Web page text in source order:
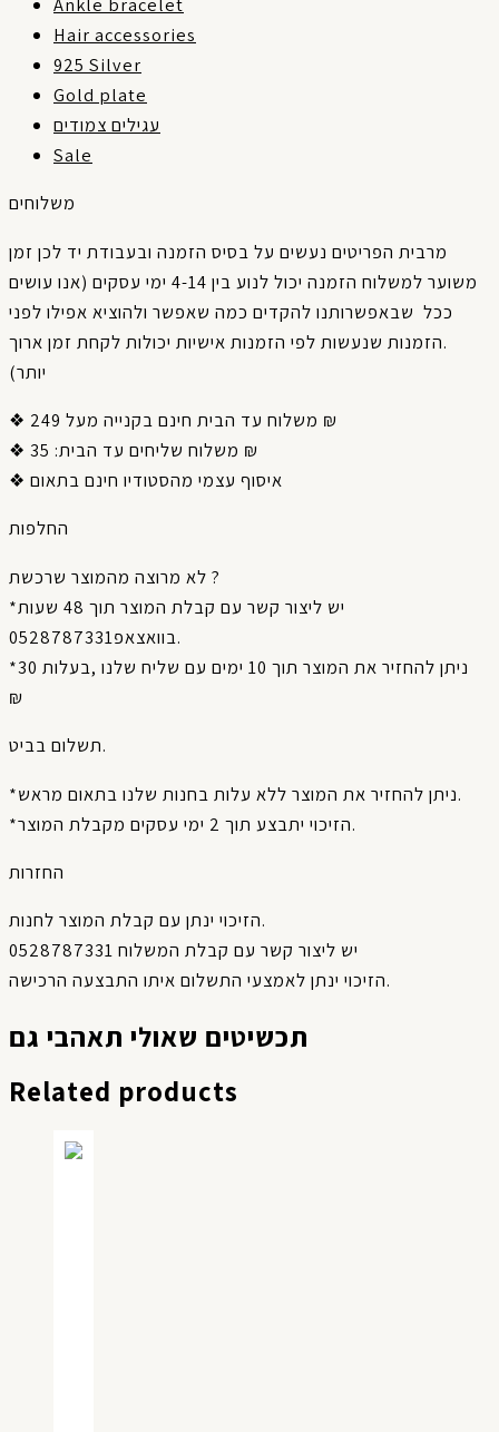
Hair accessories
925 Silver
Gold plate
עגילים צמודים
Sale
משלוחים
מרבית הפריטים נעשים על בסיס הזמנה ובעבודת יד לכן זמן
משוער למשלוח הזמנה יכול לנוע בין ימי עסקים (אנו עושים
ככל שבאפשרותנו להקדים כמה שאפשר ולהוציא אפילו לפני
.הזמנות שנעשות לפי הזמנות אישיות יכולות לקחת זמן ארוך
יותר)
❖ משלוח עד הבית חינם בקנייה מעל 249 ₪
❖ משלוח שליחים עד הבית: 35 ₪
❖ איסוף עצמי מהסטודיו חינם בתאום
החלפות
לא מרוצה מהמוצר שרכשת ?
*יש ליצור קשר עם קבלת המוצר תוך 48 שעות
בוואצאפ0528787331.
*ניתן להחזיר את המוצר תוך 10 ימים עם שליח שלנו ,בעלות 30
₪
תשלום בביט.
*ניתן להחזיר את המוצר ללא עלות בחנות שלנו בתאום מראש.
*הזיכוי יתבצע תוך 2 ימי עסקים מקבלת המוצר.
החזרות
הזיכוי ינתן עם קבלת המוצר לחנות.
יש ליצור קשר עם קבלת המשלוח 0528787331
הזיכוי ינתן לאמצעי התשלום איתו התבצעה הרכישה.
תכשיטים שאולי תאהבי גם
Related products